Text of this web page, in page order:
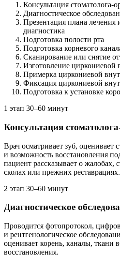
Консультация стоматолога-
Диагностическое
Презентация плана лечения
диагностика
Подготовка полости рта
Подготовка корневого
Сканирование или снятие
Изготовление циркониевой
Примерка циркониевой
Фиксация циркониевой
Подготовка к установке
1 этап 30–60 минут
Консультация
Врач осматривает зуб, оценивает
и возможность восстановления
пациент рассказывает о жалобах,
сколах или прежних реставрациях.
2 этап 30–60 минут
Диагностическое
Проводится фотопротокол,
и рентгенологическое
оценивает корень, каналы, ткани
восстановления.